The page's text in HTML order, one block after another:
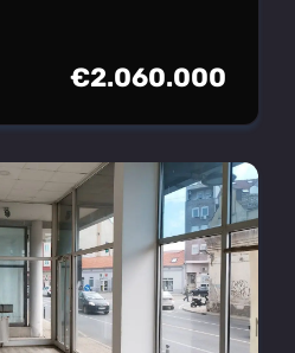
€2.060.000